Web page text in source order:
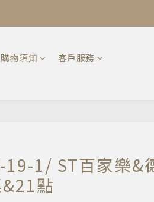
購物須知
客戶服務
19-1/ ST百家樂&
點